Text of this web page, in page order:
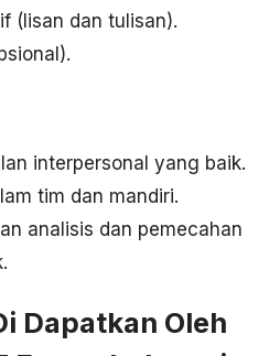
(lisan dan tulisan).
interpersonal yang baik.
tim dan mandiri.
analisis dan pemecahan
Dapatkan Oleh